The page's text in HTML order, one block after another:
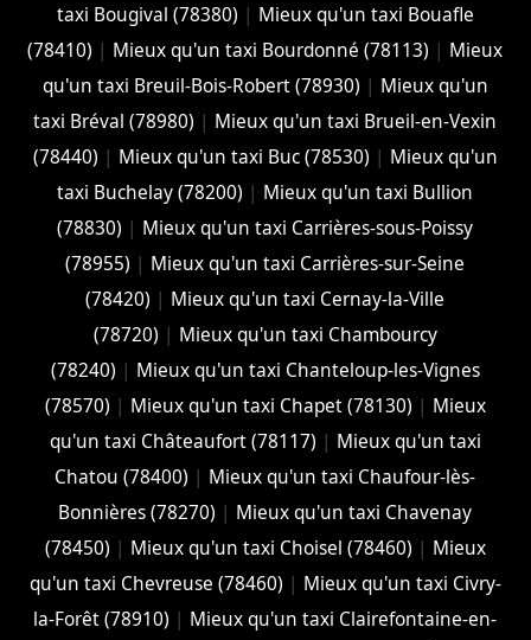
taxi Bougival (78380) | Mieux qu'un taxi Bouafle
(78410) | Mieux qu'un taxi Bourdonné (78113) | Mieux
qu'un taxi Breuil-Bois-Robert (78930) | Mieux qu'un
taxi Bréval (78980) | Mieux qu'un taxi Brueil-en-Vexin
(78440) | Mieux qu'un taxi Buc (78530) | Mieux qu'un
taxi Buchelay (78200) | Mieux qu'un taxi Bullion
(78830) | Mieux qu'un taxi Carrières-sous-Poissy
(78955) | Mieux qu'un taxi Carrières-sur-Seine
(78420) | Mieux qu'un taxi Cernay-la-Ville
(78720) | Mieux qu'un taxi Chambourcy
(78240) | Mieux qu'un taxi Chanteloup-les-Vignes
(78570) | Mieux qu'un taxi Chapet (78130) | Mieux
qu'un taxi Châteaufort (78117) | Mieux qu'un taxi
Chatou (78400) | Mieux qu'un taxi Chaufour-lès-
Bonnières (78270) | Mieux qu'un taxi Chavenay
(78450) | Mieux qu'un taxi Choisel (78460) | Mieux
qu'un taxi Chevreuse (78460) | Mieux qu'un taxi Civry-
la-Forêt (78910) | Mieux qu'un taxi Clairefontaine-en-